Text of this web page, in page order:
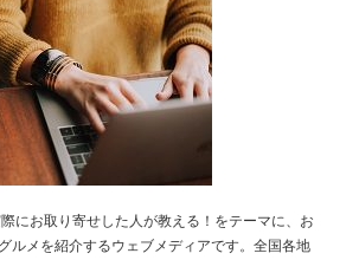
にお取り寄せした人が教える！をテーマに、お
ルメを紹介するウェブメディアです。全国各地